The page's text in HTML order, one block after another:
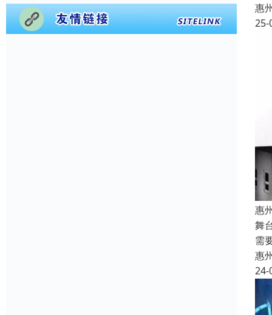
惠
25-
惠
舞
需
惠
24-